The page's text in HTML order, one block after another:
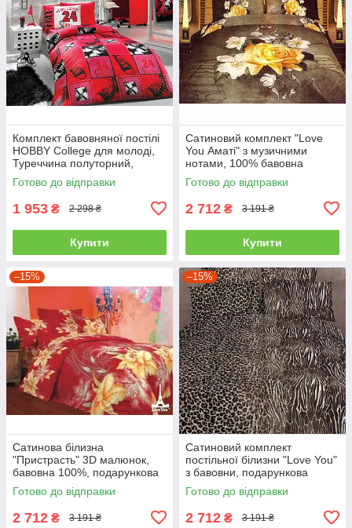
Комплект бавовняної постілі
HOBBY College для молоді,
Туреччина полуторний,
червоний
Готово до відправки
1 953 ₴ 2 298 ₴
Купити
Сатиновий комплект "Love
You Аматі" з музичними
нотами, 100% бавовна
полуторний
Готово до відправки
2 712 ₴ 3 191 ₴
Купити
–15%
Сатинова білизна
"Пристрасть" 3D малюнок,
бавовна 100%, подарункова
упаковка полуторний
Готово до відправки
2 712 ₴ 3 191 ₴
–15%
Сатиновий комплект
постільної білизни "Love You"
з бавовни, подарункова
упаковка полуторний
Готово до відправки
2 712 ₴ 3 191 ₴